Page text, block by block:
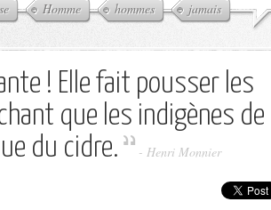
Homme hommes jamais
! Elle fait pousser les
que les indigènes de
du cidre.
- Henri Monnier